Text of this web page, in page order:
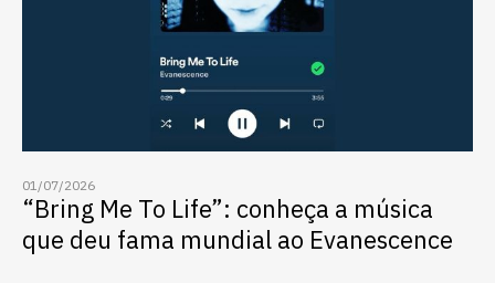
01/07/2026
“Bring Me To Life”: conheça a música
que deu fama mundial ao Evanescence